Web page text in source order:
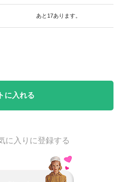
あと17あります。
に入れる
に入りに登録する